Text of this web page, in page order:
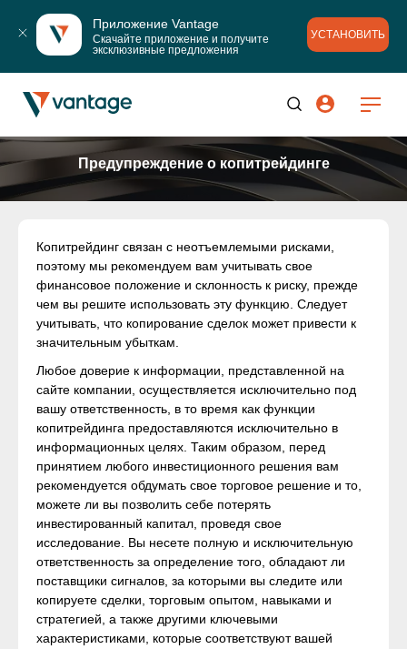
Приложение Vantage
Скачайте приложение и получите
эксклюзивные предложения
УСТАНОВИТЬ
Предупреждение о копитрейдинге
Копитрейдинг связан с неотъемлемыми рисками,
поэтому мы рекомендуем вам учитывать свое
финансовое положение и склонность к риску, прежде
чем вы решите использовать эту функцию. Следует
учитывать, что копирование сделок может привести к
значительным убыткам.
Любое доверие к информации, представленной на
сайте компании, осуществляется исключительно под
вашу ответственность, в то время как функции
копитрейдинга предоставляются исключительно в
информационных целях. Таким образом, перед
принятием любого инвестиционного решения вам
рекомендуется обдумать свое торговое решение и то,
можете ли вы позволить себе потерять
инвестированный капитал, проведя свое
исследование. Вы несете полную и исключительную
ответственность за определение того, обладают ли
поставщики сигналов, за которыми вы следите или
копируете сделки, торговым опытом, навыками и
стратегией, а также другими ключевыми
характеристиками, которые соответствуют вашей